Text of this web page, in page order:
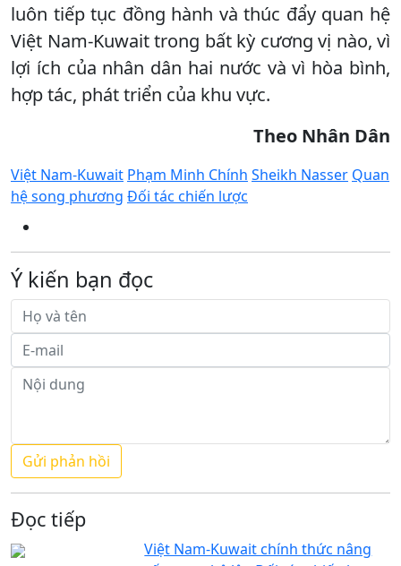
luôn tiếp tục đồng hành và thúc đẩy quan hệ
Việt Nam-Kuwait trong bất kỳ cương vị nào, vì
lợi ích của nhân dân hai nước và vì hòa bình,
hợp tác, phát triển của khu vực.
Theo Nhân Dân
Việt Nam-Kuwait Phạm Minh Chính Sheikh Nasser Quan
hệ song phương Đối tác chiến lược
Ý kiến bạn đọc
Đọc tiếp
Việt Nam-Kuwait chính thức nâng